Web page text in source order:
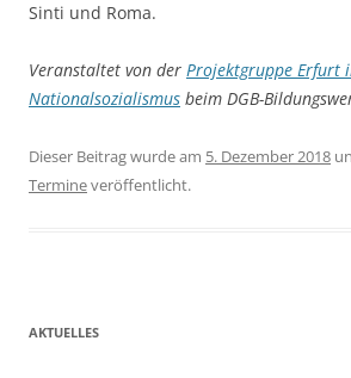
Sinti und Roma.
Veranstaltet von der Projektgruppe Erfurt
Nationalsozialismus beim DGB-
Dieser Beitrag wurde am 5. Dezember 2018
Termineveröffentlicht.
AKTUELLES